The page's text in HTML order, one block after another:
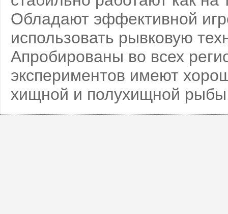
Обладают эффективной
использовать рывковую
Апробированы во всех
экспериментов имеют
хищной и полухищной